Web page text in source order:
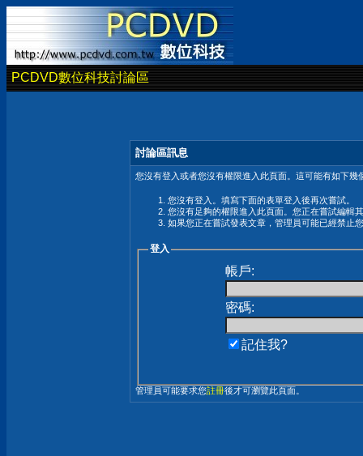
PCDVD數位科技討論區
討論區訊息
您沒有登入或者您沒有權限進入此頁面。這可能有如下幾
您沒有登入。填寫下面的表單登入後再次嘗試。
您沒有足夠的權限進入此頁面。您正在嘗試編輯
如果您正在嘗試發表文章，管理員可能已經禁止
登入
帳戶:
密碼:
記住我?
管理員可能要求您註冊後才可瀏覽此頁面。